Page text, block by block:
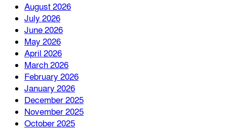
August 2026
July 2026
June 2026
May 2026
April 2026
March 2026
February 2026
January 2026
December 2025
November 2025
October 2025